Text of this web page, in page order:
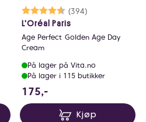
Karakter:
(394)
4.5 av 5 mulige
L'Oréal Paris
Age Perfect Golden Age Day
Cream
På lager på Vita.no
På lager i 115 butikker
175,-
Kjøp